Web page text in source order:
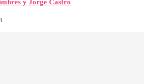
y Jorge Castro